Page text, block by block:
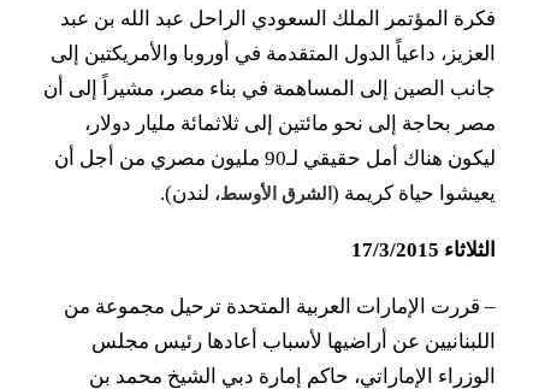
فكرة المؤتمر الملك السعودي الراحل عبد الله بن عبد
العزيز، داعياً الدول المتقدمة في أوروبا والأمريكتين إلى
جانب الصين إلى المساهمة في بناء مصر، مشيراً إلى أن
مصر بحاجة إلى نحو مائتين إلى ثلاثمائة مليار دولار،
ليكون هناك أمل حقيقي لـ90 مليون مصري من أجل أن
يعيشوا حياة كريمة ( الشرق الأوسط، لندن).
الثلاثاء 17/3/2015
– قررت الإمارات العربية المتحدة ترحيل مجموعة من
اللبنانيين عن أراضيها لأسباب أعادها رئيس مجلس
الوزراء الإماراتي، حاكم إمارة دبي الشيخ محمد بن